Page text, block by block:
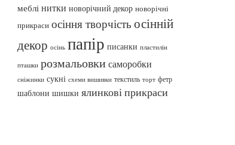
меблі нитки новорічний декор новорічні
прикраси осіння творчість осінній
декор осінь папір писанки пластилін
пташки розмальовки саморобки
сніжинки сукні схеми вишивки текстиль торт фетр
шаблони шишки ялинкові прикраси